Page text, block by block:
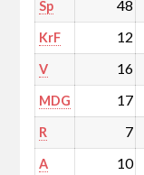
Sp 48
KrF 12
V 16
MDG 17
R 7
A 10